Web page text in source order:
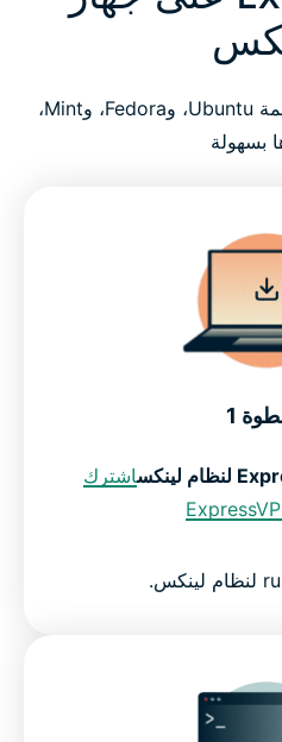
تهيئة خدمة Linux VPN لأظمة Ubuntu، وFedora، وMint،
بسهولة
1
اشترك